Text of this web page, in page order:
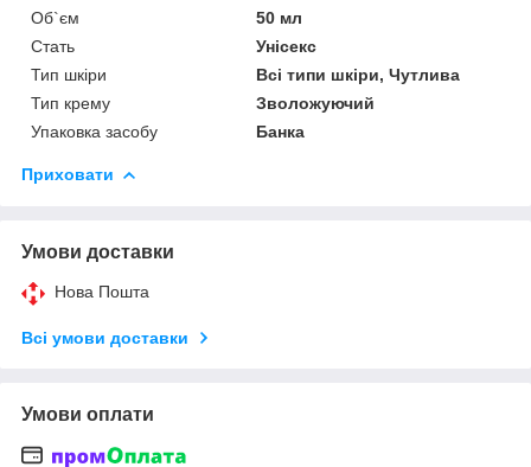
Об`єм
50 мл
Стать
Унісекс
Тип шкіри
Всі типи шкіри, Чутлива
Тип крему
Зволожуючий
Упаковка засобу
Банка
Приховати
Умови доставки
Нова Пошта
Всі умови доставки
Умови оплати